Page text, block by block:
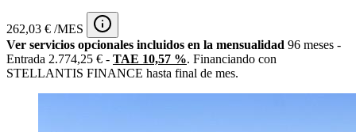
262,03 € /MES
Ver servicios opcionales incluidos en la mensualidad 96 meses -
Entrada 2.774,25 € - TAE 10,57 %. Financiando con
STELLANTIS FINANCE hasta final de mes.